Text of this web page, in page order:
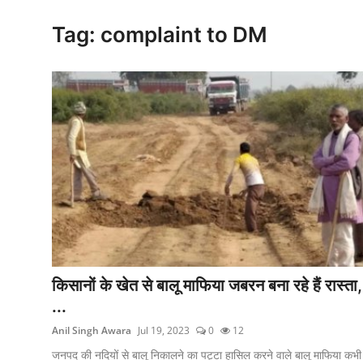
Tag: complaint to DM
किसानों के खेत से बालू माफिया जबरन बना रहे हैं रास्ता,
...
Anil Singh Awara Jul 19, 2023 0 12
जनपद की नदियों से बालू निकालने का पट्टा हासिल करने वाले बालू माफिया कभी